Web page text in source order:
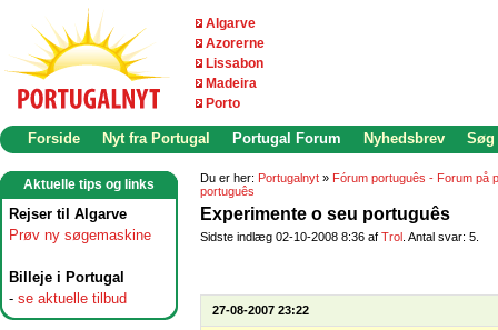
Algarve
Azorerne
Lissabon
Madeira
Porto
Forside Nyt fra Portugal Portugal Forum Nyhedsbrev Søg
Aktuelle tips og links
Rejser til Algarve
Prøv ny søgemaskine
Billeje i Portugal
- se aktuelle tilbud
Du er her: Portugalnyt » Fórum português - Forum på
português
Experimente o seu português
Sidste indlæg 02-10-2008 8:36 af Trol . Antal svar: 5.
27-08-2007 23:22